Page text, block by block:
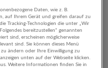
Daten, wie z. B.
auf Ihrem Gerät und greifen darauf zu
Tracking-Technologien die unter „Wir
bereitzustellen“ genannten
sind, erscheinen möglicherweise
sind. Sie können dieses Menü
ändern oder Ihre Einwilligung zu
unten auf der Webseite klicken.
Weitere Informationen finden Sie in